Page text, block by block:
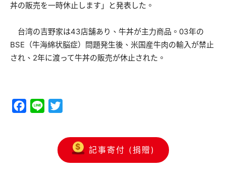
丼の販売を一時休止します」と発表した。
台湾の吉野家は43店舗あり、牛丼が主力商品。03年の
BSE（牛海綿状脳症）問題発生後、米国産牛肉の輸入が禁止
され、2年に渡って牛丼の販売が休止された。
Facebook
Line
記事寄付 (捐贈)